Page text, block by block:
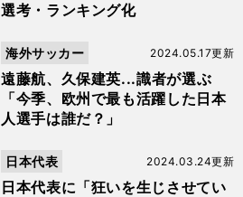
選考・ランキング化
遠藤航、久保建英...識者が選ぶ
「今季、欧州で最も活躍した日本
人選手は誰だ？」
2024.05.17更新
海外サッカー
日本代表に「狂いを生じさせてい
2024.03.24更新
日本代表